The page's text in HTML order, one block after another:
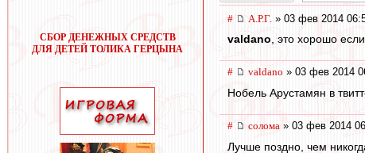
СБОР ДЕНЕЖНЫХ СРЕДСТВ
ДЛЯ ДЕТЕЙ ТОЛИКА ГЕРЦЫНА
# А.Р.Г. » 03 фев 2014
valdano, это хорошо
# valdano » 03 фев 2014
Нобель Арустамян в
# солома » 03 фев 2014
Лучше поздно, чем